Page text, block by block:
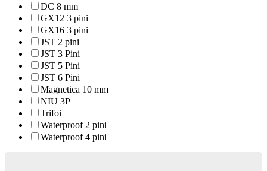
DC 8 mm
GX12 3 pini
GX16 3 pini
JST 2 pini
JST 3 Pini
JST 5 Pini
JST 6 Pini
Magnetica 10 mm
NIU 3P
Trifoi
Waterproof 2 pini
Waterproof 4 pini